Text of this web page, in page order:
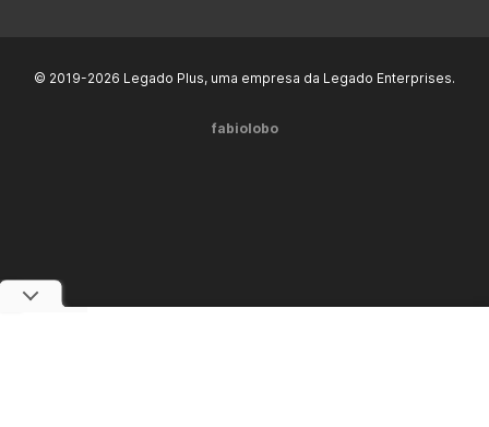
© 2019-2026 Legado Plus, uma empresa da Legado Enterprises.
fabiolobo